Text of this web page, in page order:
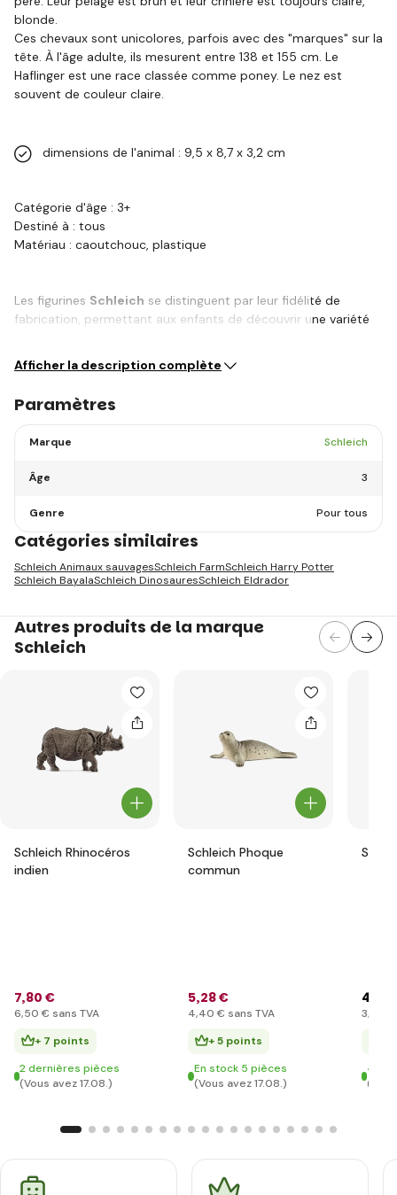
blonde.
Ces chevaux sont unicolores, parfois avec des "marques" sur la
tête. À l'âge adulte, ils mesurent entre 138 et 155 cm. Le
Haflinger est une race classée comme poney. Le nez est
souvent de couleur claire.
dimensions de l'animal : 9,5 x 8,7 x 3,2 cm
Catégorie d'âge : 3+
Destiné à : tous
Matériau : caoutchouc, plastique
Les figurines Schleich se distinguent par leur fidélité de
fabrication, permettant aux enfants de découvrir une variété
Afficher la description complète
Paramètres
Marque Schleich
Âge 3
Genre Pour tous
Catégories similaires
Schleich Animaux sauvagesSchleich FarmSchleich Harry Potter
Schleich BayalaSchleich DinosauresSchleich Eldrador
Autres produits de la marque
Schleich
Schleich Rhinocéros
indien
7,80 €
6,50 € sans TVA
+ 7 points
2 dernières pièces
(Vous avez 17.08.)
Schleich Phoque
commun
5,28 €
4,40 € sans TVA
+ 5 points
En stock 5 pièces
(Vous avez 17.08.)
4
3,98 €
4